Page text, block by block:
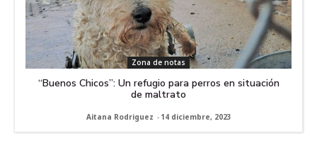
Zona de notas
“Buenos Chicos”: Un refugio para perros en situación
de maltrato
Aitana Rodriguez - 14 diciembre, 2023